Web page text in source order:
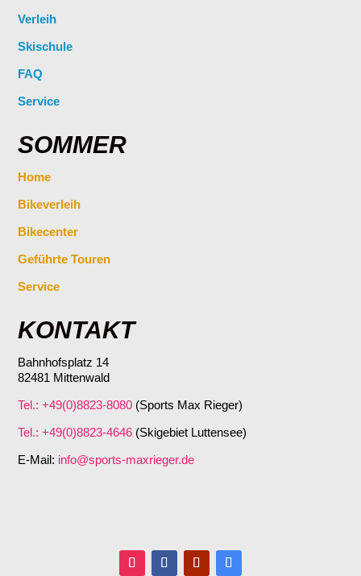
Verleih
Skischule
FAQ
Service
SOMMER
Home
Bikeverleih
Bikecenter
Geführte Touren
Service
KONTAKT
Bahnhofsplatz 14
82481 Mittenwald
Tel.: +49(0)8823-8080 (Sports Max Rieger)
Tel.: +49(0)8823-4646 (Skigebiet Luttensee)
E-Mail: info@sports-maxrieger.de